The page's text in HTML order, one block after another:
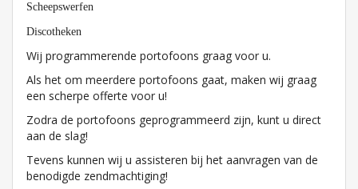
Scheepswerfen
Discotheken
Wij programmerende portofoons graag voor u.
Als het om meerdere portofoons gaat, maken wij graag
een scherpe offerte voor u!
Zodra de portofoons geprogrammeerd zijn, kunt u direct
aan de slag!
Tevens kunnen wij u assisteren bij het aanvragen van de
benodigde zendmachtiging!